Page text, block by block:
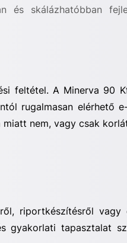
és skálázhatóbban
feltétel. A Minerva 90
rugalmasan elérhető
nem, vagy csak
riportkészítésről vagy
gyakorlati tapasztalat